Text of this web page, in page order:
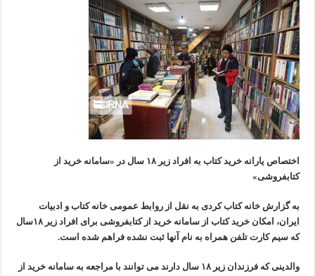
اختصاص یارانه خرید کتاب به افراد زیر ۱۸ سال در «سامانه خرید از
کتابفروشی»
به گزارش خانه کتاب کردی به نقل از روابط عمومی خانه کتاب و ادبیات
ایران، امکان خرید کتاب از سامانه خرید از کتابفروشی برای افراد زیر ۱۸سال
که سیم کارت تلفن همراه به نام آنها ثبت نشده فراهم شده است.
والدینی که فرزندان زیر ۱۸ سال دارند می توانند با مراجعه به سامانه خرید از